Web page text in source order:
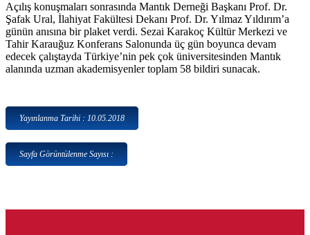
Açılış konuşmaları sonrasında Mantık Derneği Başkanı Prof. Dr.
Şafak Ural, İlahiyat Fakültesi Dekanı Prof. Dr. Yılmaz Yıldırım’a
günün anısına bir plaket verdi. Sezai Karakoç Kültür Merkezi ve
Tahir Karauğuz Konferans Salonunda üç gün boyunca devam
edecek çalıştayda Türkiye’nin pek çok üniversitesinden Mantık
alanında uzman akademisyenler toplam 58 bildiri sunacak.
Yayınlanma Tarihi : 10.05.2018
Sayfa Görüntülenme Sayısı :